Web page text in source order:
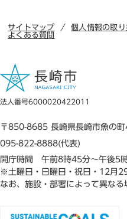
サイトマップ 個人情報の取り
よくある質問
法人番号6000020422011
〒850-8685 長崎県長崎市魚の町
095-822-8888(代表)
開庁時間 午前8時45分～午後5
※土曜日・日曜日・祝日・12月
なお、施設・部署によって異なる